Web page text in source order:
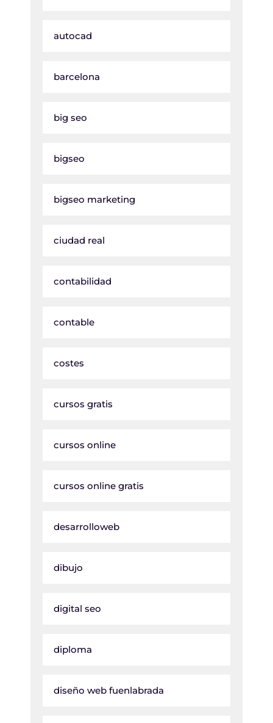
autocad
barcelona
big seo
bigseo
bigseo marketing
ciudad real
contabilidad
contable
costes
cursos gratis
cursos online
cursos online gratis
desarrolloweb
dibujo
digital seo
diploma
diseño web fuenlabrada